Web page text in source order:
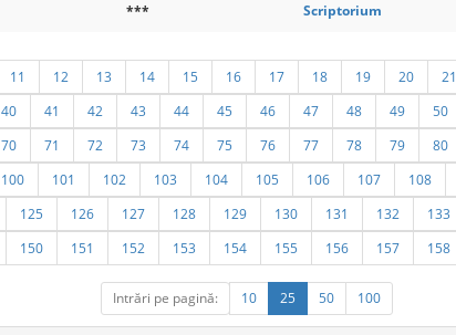
*** Scriptorium
11 12 13 14 15 16 17 18 19 20 21
40 41 42 43 44 45 46 47 48 49 50
70 71 72 73 74 75 76 77 78 79 80
100 101 102 103 104 105 106 107 108
125 126 127 128 129 130 131 132 133
150 151 152 153 154 155 156 157 158
Intrări pe pagină: 10 25 50 100